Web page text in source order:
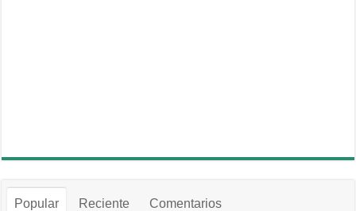
Popular Reciente Comentarios